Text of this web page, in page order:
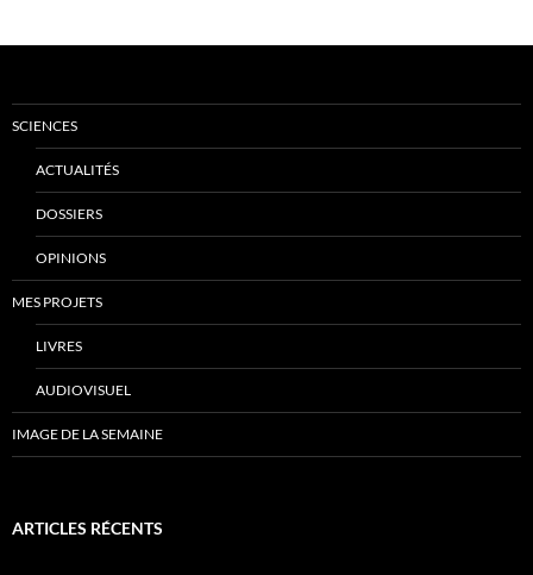
SCIENCES
ACTUALITÉS
DOSSIERS
OPINIONS
MES PROJETS
LIVRES
AUDIOVISUEL
IMAGE DE LA SEMAINE
ARTICLES RÉCENTS